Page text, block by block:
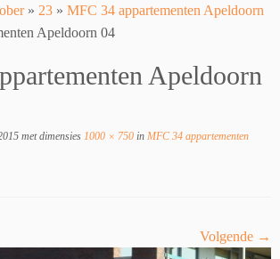
» 23 » MFC 34 appartementen Apeldoorn
Apeldoorn 04
Apeldoorn
met dimensies 1000 × 750 in MFC 34 appartementen
Volgende →